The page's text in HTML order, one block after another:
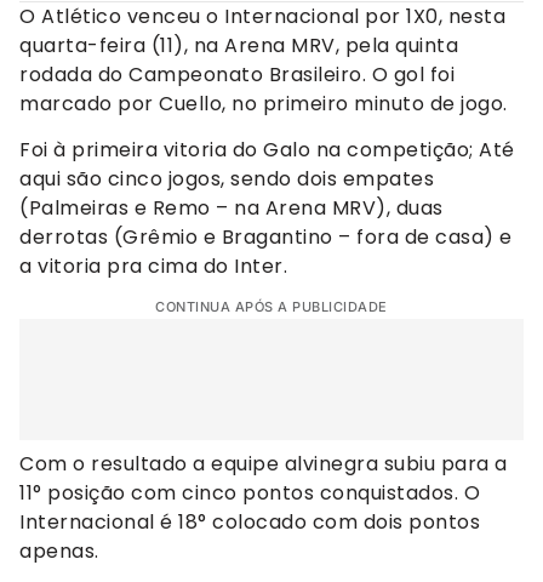
O Atlético venceu o Internacional por 1X0, nesta
quarta-feira (11), na Arena MRV, pela quinta
rodada do Campeonato Brasileiro. O gol foi
marcado por Cuello, no primeiro minuto de jogo.
Foi à primeira vitoria do Galo na competição; Até
aqui são cinco jogos, sendo dois empates
(Palmeiras e Remo – na Arena MRV), duas
derrotas (Grêmio e Bragantino – fora de casa) e
a vitoria pra cima do Inter.
CONTINUA APÓS A PUBLICIDADE
Com o resultado a equipe alvinegra subiu para a
11° posição com cinco pontos conquistados. O
Internacional é 18° colocado com dois pontos
apenas.